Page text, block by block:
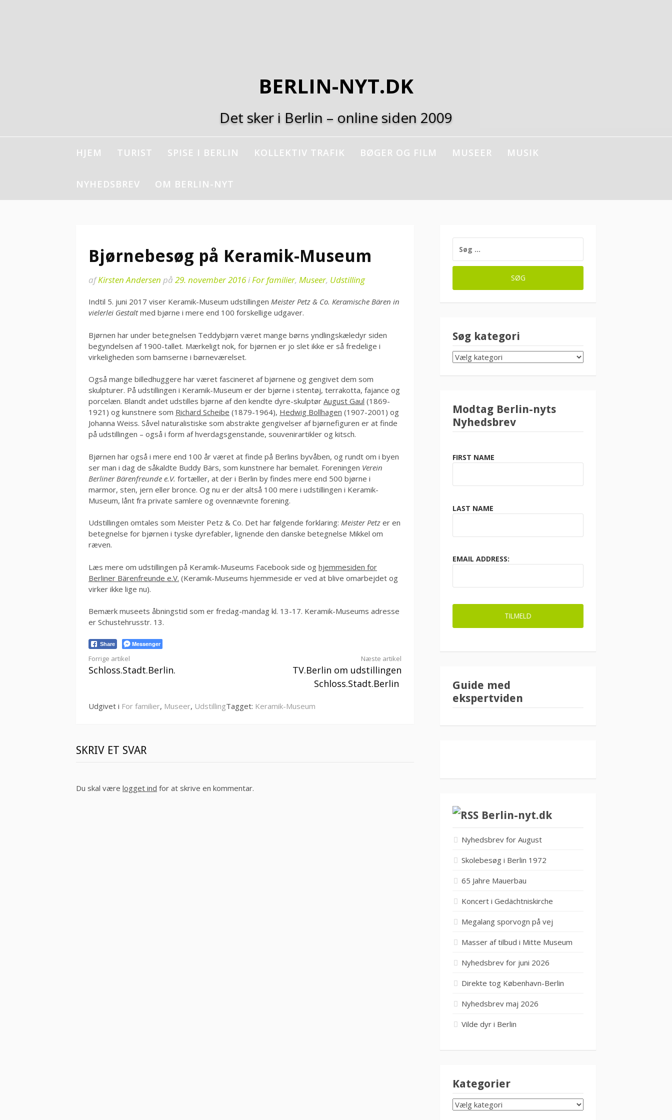
BERLIN-NYT.DK
Det sker i Berlin – online siden 2009
HJEM TURIST SPISE I BERLIN KOLLEKTIV TRAFIK BØGER OG FILM MUSEER MUSIK
NYHEDSBREV OM BERLIN-NYT
Bjørnebesøg på Keramik-Museum
afKirsten Andersen på 29. november 2016iFor familier, Museer, Udstilling
Indtil 5. juni 2017 viser Keramik-Museum udstillingen Meister Petz & Co. Keramische Bären in
vielerlei Gestaltmed bjørne i mere end 100 forskellige udgaver.
Bjørnen har under betegnelsen Teddybjørn været mange børns yndlingskæledyr siden
begyndelsen af 1900-tallet. Mærkeligt nok, for bjørnen er jo slet ikke er så fredelige i
virkeligheden som bamserne i børneværelset.
Også mange billedhuggere har været fascineret af bjørnene og gengivet dem som
skulpturer. På udstillingen i Keramik-Museum er der bjørne i stentøj, terrakotta, fajance og
porcelæn. Blandt andet udstilles bjørne af den kendte dyre-skulptør August Gaul (1869-
1921) og kunstnere som Richard Scheibe (1879-1964), Hedwig Bollhagen (1907-2001) og
Johanna Weiss. Såvel naturalistiske som abstrakte gengivelser af bjørnefiguren er at finde
på udstillingen – også i form af hverdagsgenstande, souvenirartikler og kitsch.
Bjørnen har også i mere end 100 år været at finde på Berlins byvåben, og rundt om i byen
ser man i dag de såkaldte Buddy Bärs, som kunstnere har bemalet. Foreningen Verein
Berliner Bärenfreunde e.V. fortæller, at der i Berlin by findes mere end 500 bjørne i
marmor, sten, jern eller bronce. Og nu er der altså 100 mere i udstillingen i Keramik-
Museum, lånt fra private samlere og ovennævnte forening.
Udstillingen omtales som Meister Petz & Co. Det har følgende forklaring: Meister Petz er en
betegnelse for bjørnen i tyske dyrefabler, lignende den danske betegnelse Mikkel om
ræven.
Læs mere om udstillingen på Keramik-Museums Facebook side og hjemmesiden for
Berliner Bärenfreunde e.V. (Keramik-Museums hjemmeside er ved at blive omarbejdet og
virker ikke lige nu).
Bemærk museets åbningstid som er fredag-mandag kl. 13-17. Keramik-Museums adresse
er Schustehrusstr. 13.
Share Messenger
Læs
Forrige artikel
Schloss.Stadt.Berlin.
Næste artikel
TV.Berlin om udstillingen
Schloss.Stadt.Berlin
Udgivet i For familier, Museer, UdstillingTagget: Keramik-Museum
SKRIV ET SVAR
Du skal være logget ind for at skrive en kommentar.
EFTER:
Søg kategori
SØG
KATEGORI
Modtag Berlin-nyts
Nyhedsbrev
FIRST NAME
LAST NAME
EMAIL ADDRESS:
Guide med
ekspertviden
Berlin-nyt.dk
Nyhedsbrev for August
Skolebesøg i Berlin 1972
65 Jahre Mauerbau
Koncert i Gedächtniskirche
Megalang sporvogn på vej
Masser af tilbud i Mitte Museum
Nyhedsbrev for juni 2026
Direkte tog København-Berlin
Nyhedsbrev maj 2026
Vilde dyr i Berlin
Kategorier
KATEGORIER